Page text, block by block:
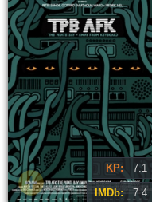
KP: 7.1
IMDb: 7.4